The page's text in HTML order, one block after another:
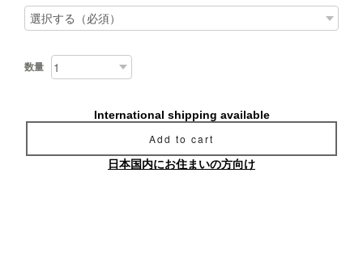
数量
International shipping available
Add to cart
日本国内にお住まいの方向け